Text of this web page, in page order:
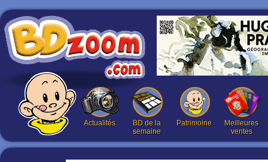
Actualités
BD de la
semaine
Patrimoine
Meilleures
ventes